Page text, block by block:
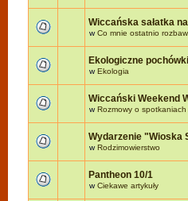
Wiccańska sałatka
wCo mnie ostatnio
Ekologiczne
wEkologia
Wiccański Weekend
wRozmowy o spotkaniach
Wydarzenie "Wioska
wRodzimowierstwo
Pantheon 10/1
wCiekawe artykuły